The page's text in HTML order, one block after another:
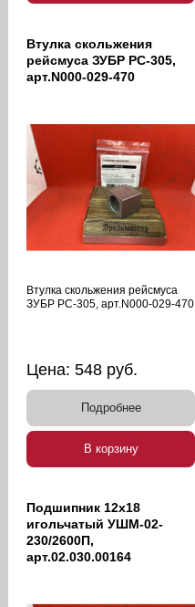
Втулка скольжения
рейсмуса ЗУБР РС-305,
арт.N000-029-470
Втулка скольжения рейсмуса
ЗУБР РС-305, арт.N000-029-470
Цена:548 руб.
Подробнее
В корзину
Подшипник 12х18
игольчатый УШМ-02-
230/2600П,
арт.02.030.00164